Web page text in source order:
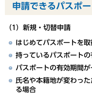
申請できるパスポ
（1）新規・切替申請
はじめてパスポートを
持っているパスポート
パスポートの有効期間
氏名や本籍地が変わっ
る場合